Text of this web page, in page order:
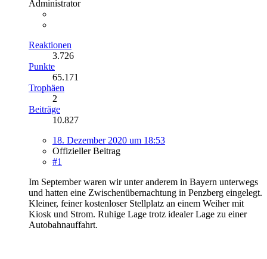
Administrator
Reaktionen
3.726
Punkte
65.171
Trophäen
2
Beiträge
10.827
18. Dezember 2020 um 18:53
Offizieller Beitrag
#1
Im September waren wir unter anderem in Bayern unterwegs
und hatten eine Zwischenübernachtung in Penzberg eingelegt.
Kleiner, feiner kostenloser Stellplatz an einem Weiher mit
Kiosk und Strom. Ruhige Lage trotz idealer Lage zu einer
Autobahnauffahrt.